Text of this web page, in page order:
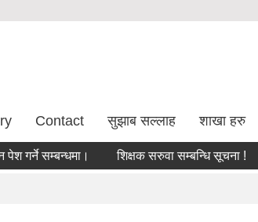
Contact सुझाब सल्लाह शाखा हरु
सम्बन्धमा। शिक्षक सरुवा सम्बन्धि सूचना !